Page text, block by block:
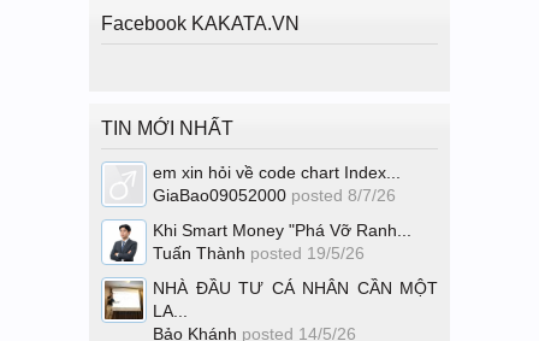
Facebook KAKATA.VN
TIN MỚI NHẤT
em xin hỏi về code chart Index...
GiaBao09052000 posted 8/7/26
Khi Smart Money "Phá Vỡ Ranh...
Tuấn Thành posted 19/5/26
NHÀ ĐẦU TƯ CÁ NHÂN CẦN MỘT
LA...
Bảo Khánh posted 14/5/26